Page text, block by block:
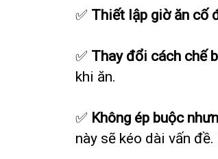
✅ Thiết lập giờ ăn cố
✅ Thay đổi cách chế
khi ăn.
✅ Không ép buộc
này sẽ kéo dài vấn